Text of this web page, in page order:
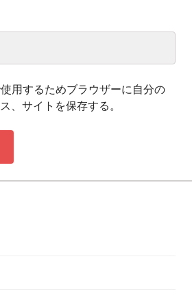
用するためブラウザーに自分の
、サイトを保存する。